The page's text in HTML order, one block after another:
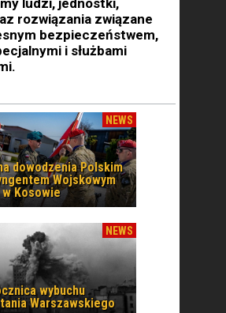
ludzi, jednostki,
rozwiązania związane
bezpieczeństwem,
i służbami
NEWS
dowodzenia Polskim
Wojskowym
w Kosowie
NEWS
wybuchu
Warszawskiego